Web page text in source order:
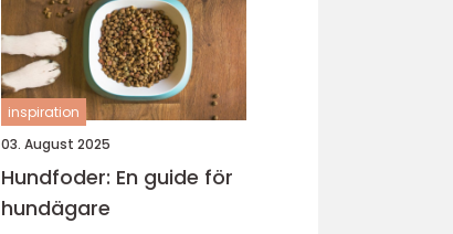
inspiration
03. August 2025
Hundfoder: En guide för
hundägare